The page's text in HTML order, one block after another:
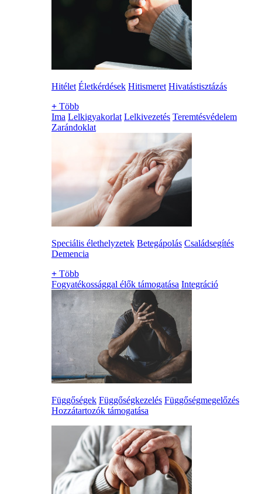
Hitélet Életkérdések Hitismeret Hivatástisztázás
+ Több
Ima Lelkigyakorlat Lelkivezetés Teremtésvédelem
Zarándoklat
Speciális élethelyzetek Betegápolás Családsegítés
Demencia
+ Több
Fogyatékossággal élők támogatása Integráció
Függőségek Függőségkezelés Függőségmegelőzés
Hozzátartozók támogatása